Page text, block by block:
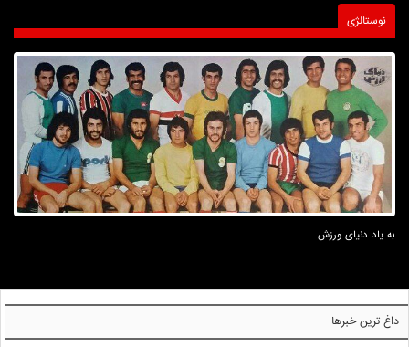
نوستالژی
به یاد دنیای ورزش
داغ ترین خبرها